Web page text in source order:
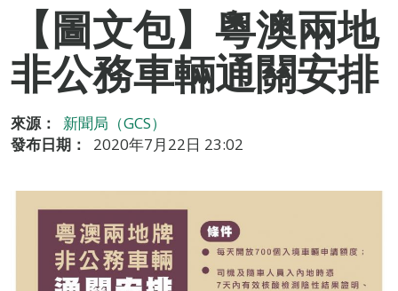
【圖文包】粵澳兩地
非公務車輛通關安排
來源：
新聞局（GCS）
發布日期：
2020年7月22日 23:02